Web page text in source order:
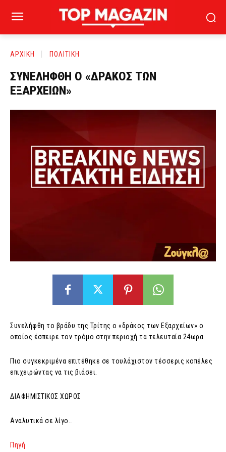
ΑΡΧΙΚΗ ΠΟΛΙΤΙΚΗ
ΣΥΝΕΛΗΦΘΗ Ο «ΔΡΑΚΟΣ ΤΩΝ
ΕΞΑΡΧΕΙΩΝ»
Συνελήφθη το βράδυ της Τρίτης ο «δράκος των Εξαρχείων» ο
οποίος έσπειρε τον τρόμο στην περιοχή τα τελευταία 24ωρα.
Πιο συγκεκριμένα επιτέθηκε σε τουλάχιστον τέσσερις κοπέλες
επιχειρώντας να τις βιάσει.
ΔΙΑΦΗΜΙΣΤΙΚΟΣ ΧΩΡΟΣ
Αναλυτικά σε λίγο…
Πηγή